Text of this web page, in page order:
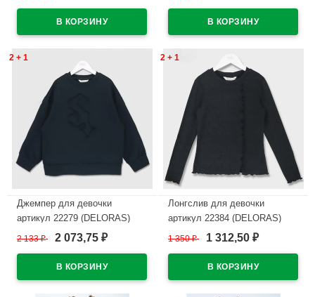
2 + 1
Джемпер для девочки
артикул 22279 (DELORAS)
размер цвет черный
2 133₽ 2 073,75 ₽
2 + 1
Лонгслив для девочки
артикул 22384 (DELORAS)
размер цвет черный
1 350₽ 1 312,50 ₽